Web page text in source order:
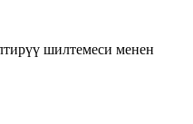
шилтемеси менен